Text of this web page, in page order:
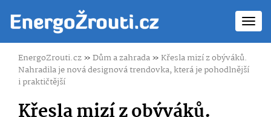
EnergoZrouti.cz»Dům a zahrada»Křesla mizí z obýváků.
Nahradila je nová designová trendovka, která je pohodlnější
i praktičtější